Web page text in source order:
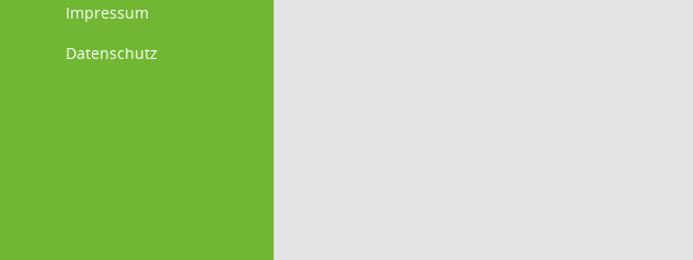
Impressum
Datenschutz